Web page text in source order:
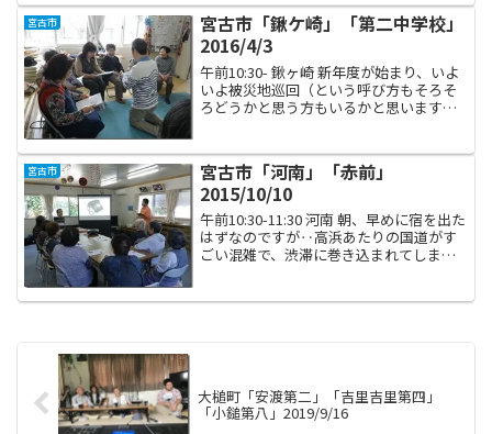
私が以前ボランティアで通っていた宮古
市社会福...
宮古市
宮古市「鍬ケ崎」「第二中学校」
2016/4/3
午前10:30- 鍬ヶ崎 新年度が始まり、いよ
いよ被災地巡回（という呼び方もそろそ
ろどうかと思う方もいるかと思います
調整してくれている宮古市社会福祉協議
会からメールで届...
宮古市
宮古市「河南」「赤前」
2015/10/10
午前10:30-11:30 河南 朝、早めに宿を出た
はずなのですが‥高浜あたりの国道がす
ごい混雑で、渋滞に巻き込まれてしまい
着は結局ギリギリに。でも間に合って良
大槌町「安渡第二」「吉里吉里第四」
「小鎚第八」2019/9/16